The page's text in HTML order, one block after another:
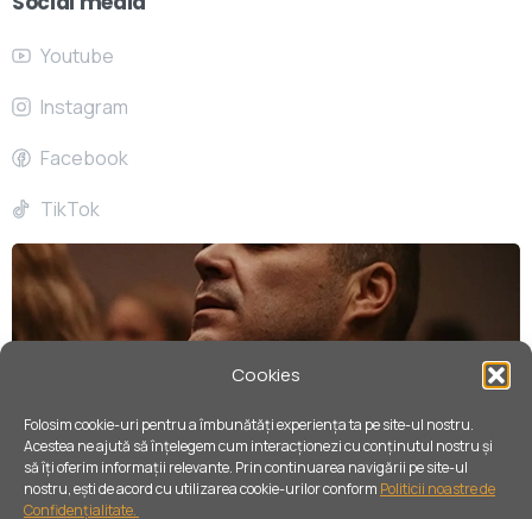
Cookies
Folosim cookie-uri pentruaîmbunătățiexperiențata pe site-ul nostru.
Acestea ne ajută să înțelegem cum interacționezi cu conținutul nostru și
să îțioferim informații relevante. Prin continuarea navigării pe site-ul
nostru, ești de acord cu utilizarea cookie-urilor conform Politicii noastre de
Confidențialitate.
Youtube
Instagram
Facebook
TikTok